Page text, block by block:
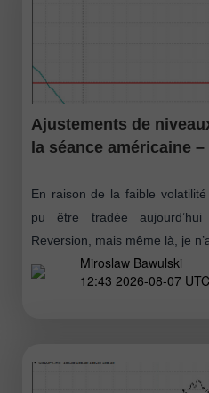
Ajustements de
la séance américaine –
En raison de la faible
pu être tradée
Reversion, mais même là, je
Miroslaw Bawulski
12:43 2026-08-07